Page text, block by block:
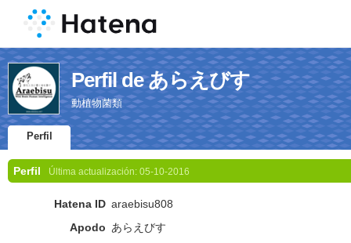
Perfil de あらえびす
動植物菌類
Perfil
Perfil Última actualización: 05-10-2016
Hatena ID araebisu808
Apodo あらえびす